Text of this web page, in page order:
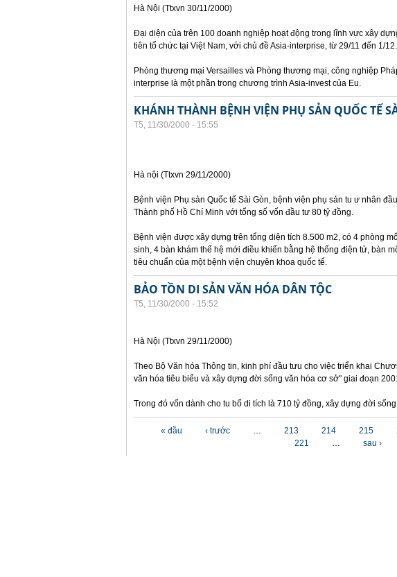
Hà Nội (Ttxvn 30/11/2000)
Đại diện của trên 100 doanh nghiệp hoạt động trong lĩnh vực xây
tiên tổ chức tại Việt Nam, với chủ đề Asia-interprise, từ 29/11 đến 1/12.
Phòng thương mại Versailles và Phòng thương mại, công nghiệp
interprise là một phần trong chương trình Asia-invest của Eu.
KHÁNH THÀNH BỆNH VIỆN PHỤ SẢN QUỐC TẾ
T5, 11/30/2000 - 15:55
Hà nội (Ttxvn 29/11/2000)
Bệnh viện Phụ sản Quốc tế Sài Gòn, bệnh viện phụ sản tu ư nhân
Thành phố Hồ Chí Minh với tổng số vốn đầu tư 80 tỷ đồng.
Bệnh viện được xây dựng trên tổng diện tích 8.500 m2, có 4 phòng
sinh, 4 bàn khám thế hệ mới điều khiển bằng hệ thống điện tử, bàn
tiêu chuẩn của một bệnh viện chuyên khoa quốc tế.
BẢO TỒN DI SẢN VĂN HÓA DÂN TỘC
T5, 11/30/2000 - 15:52
Hà Nội (Ttxvn 29/11/2000)
Theo Bộ Văn hóa Thông tin, kinh phí đầu tưu cho việc triển khai
văn hóa tiêu biểu và xây dựng đời sống văn hóa cơ sở" giai đoạn
Trong đó vốn dành cho tu bổ di tích là 710 tỷ đồng, xây dựng đời
« đầu ‹ trước … 213 214 215
221
… sau ›